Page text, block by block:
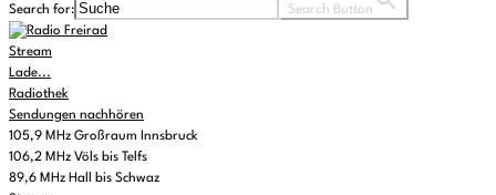
Search for: Search Button
Stream
Lade...
Radiothek
Sendungen nachhören
105,9 MHz Großraum Innsbruck
106,2 MHz Völs bis Telfs
89,6 MHz Hall bis Schwaz